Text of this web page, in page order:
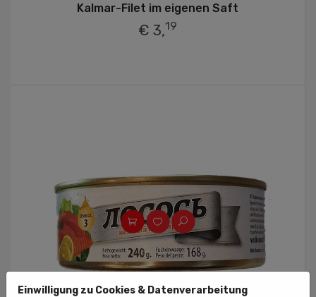
Kalmar-Filet im eigenen Saft
€ 3,19
Einwilligung zu Cookies & Datenverarbeitung